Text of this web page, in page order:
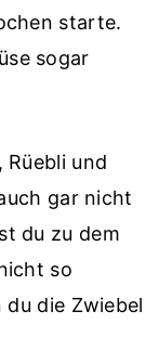
starte.
sogar
Rüebli und
gar nicht
du zu dem
so
die Zwiebel